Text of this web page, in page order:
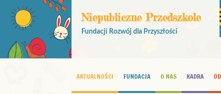
Niepubliczne Przedszkole
Fundacji Rozwój dla Przyszłości
AKTUALNOŚCI FUNDACJA O NAS KADRA